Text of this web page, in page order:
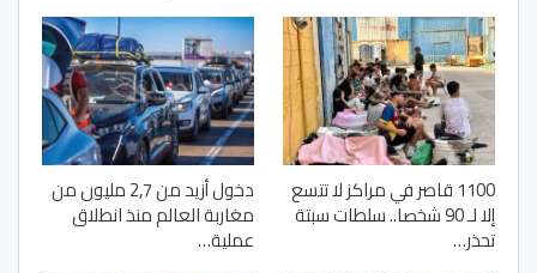
1100 قاصر في مراكز لا تتسع
إلا لـ 90 شخصا.. سلطات سبتة
تحذر…
دخول أزيد من 2,7 مليون من
مغاربة العالم منذ انطلاق
عملية…